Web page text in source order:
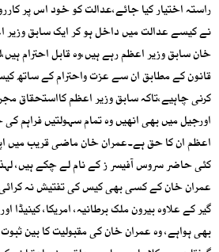
راستہ اختیار کیا جائے،عدالت کو خود اس پر
نے کیسے عدالت میں داخل ہو کر ایک سابق وزیر
خان سابق وزیر اعظم رہے ہیں،وہ قابل احترام
قانون کے مطابق ان سے عزت واحترام کے ساتھ
کرنی چاہیے،تاکہ سابق وزیر اعظم کااستحقاق
اورجیل میں بھی انھیں وہ تمام سہولتیں فراہم
اعظم ان کا حق ہے۔عمران خان ماضی قریب میں
کئی حاضر سروس آفیسر ز کے نام لے چکے ہیں،
عمران خان کے کسی بھی کیس کی تفتیش نہ
گیر کے علاوہ بیرون ملک برطانیہ، امریکا،
بھی ہواہے، وہ عمران خان کی مقبولیت کا بین